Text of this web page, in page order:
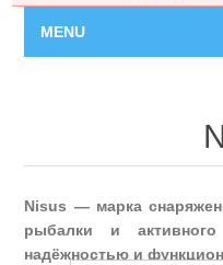
MENU
Контакты
Nisus — марка
рыбалки и
надёжностью и